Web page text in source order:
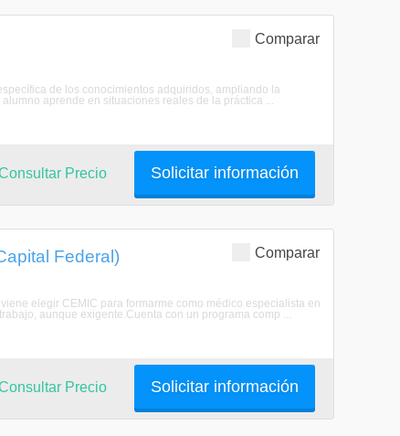
Comparar
de los conocimientos adquiridos, ampliando la
aprende en situaciones reales de la práctica ...
Solicitar información
Precio
Comparar
Federal)
elegir CEMIC para formarme como médico especialista en
aunque exigente.Cuenta con un programa comp ...
Solicitar información
Precio